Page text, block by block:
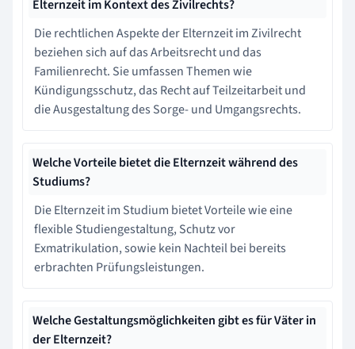
Elternzeit im Kontext des Zivilrechts?
Die rechtlichen Aspekte der Elternzeit im Zivilrecht
beziehen sich auf das Arbeitsrecht und das
Familienrecht. Sie umfassen Themen wie
Kündigungsschutz, das Recht auf Teilzeitarbeit und
die Ausgestaltung des Sorge- und Umgangsrechts.
Welche Vorteile bietet die Elternzeit während des
Studiums?
Die Elternzeit im Studium bietet Vorteile wie eine
flexible Studiengestaltung, Schutz vor
Exmatrikulation, sowie kein Nachteil bei bereits
erbrachten Prüfungsleistungen.
Welche Gestaltungsmöglichkeiten gibt es für Väter in
der Elternzeit?